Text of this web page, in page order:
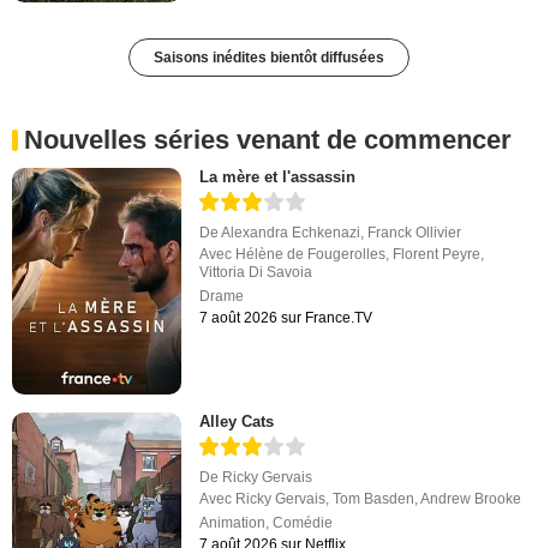
Saisons inédites bientôt diffusées
Nouvelles séries venant de commencer
La mère et l'assassin
DeAlexandra Echkenazi, Franck Ollivier
Avec Hélène de Fougerolles, Florent Peyre,
Vittoria Di Savoia
Drame
7 août 2026 sur France.TV
Alley Cats
De Ricky Gervais
Avec Ricky Gervais ,Tom Basden ,Andrew Brooke
Animation ,Comédie
7 août 2026 sur Netflix